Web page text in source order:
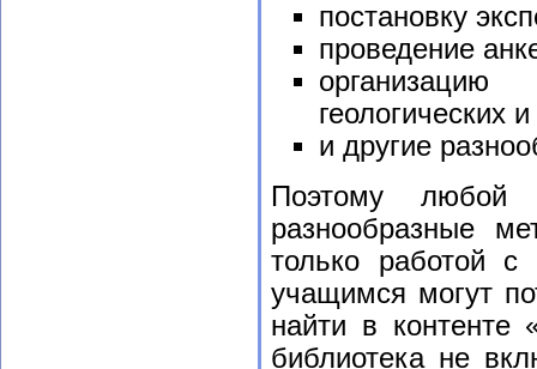
постановку
проведение
организацию
геологических
и другие
Поэтому
разнообразные
только работой
учащимся могут
найти в
библиотека не